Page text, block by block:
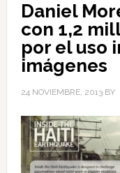
Daniel
con 1,2
por el uso
imágenes
24 NOVIEMBRE, 2013BY